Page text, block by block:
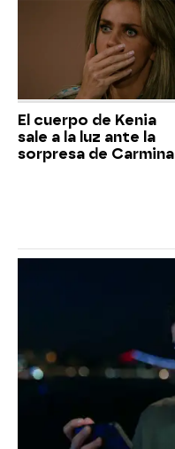
El cuerpo de Kenia
sale a la luz ante la
sorpresa de Carmina